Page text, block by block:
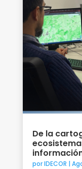
De la
porIDECOR |